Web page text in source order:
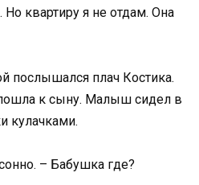
Но квартиру я не отдам. Она
послышался плач Костика.
к сыну. Малыш сидел в
кулачками.
– Бабушка где?